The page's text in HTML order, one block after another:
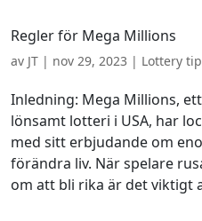
Regler för Mega Millions
av JT | nov 29, 2023 | Lottery
Inledning: Mega Millions,
lönsamt lotteri i USA, har
med sitt erbjudande om
förändra liv. När spelare
om att bli rika är det viktigt